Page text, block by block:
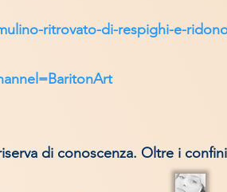
ritrovato-di-respighi-e-
di conoscenza. Oltre i